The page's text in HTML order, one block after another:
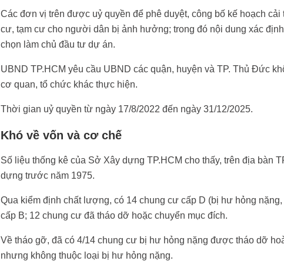
Các đơn vị trên được uỷ quyền để phê duyệt, công bố kế hoạch
cư, tạm cư cho người dân bị ảnh hưởng; trong đó nội dung xác
chọn làm chủ đầu tư dự án.
UBND TP.HCM yêu cầu UBND các quận, huyện và TP. Thủ Đức
cơ quan, tổ chức khác thực hiện.
Thời gian uỷ quyền từ ngày 17/8/2022 đến ngày 31/12/2025.
Khó về vốn và cơ chế
Số liệu thống kê của Sở Xây dựng TP.HCM cho thấy, trên địa bàn
dựng trước năm 1975.
Qua kiểm định chất lượng, có 14 chung cư cấp D (bị hư hỏng
cấp B; 12 chung cư đã tháo dỡ hoặc chuyển mục đích.
Về tháo gỡ, đã có 4/14 chung cư bị hư hỏng nặng được tháo dỡ
nhưng không thuộc loại bị hư hỏng nặng.